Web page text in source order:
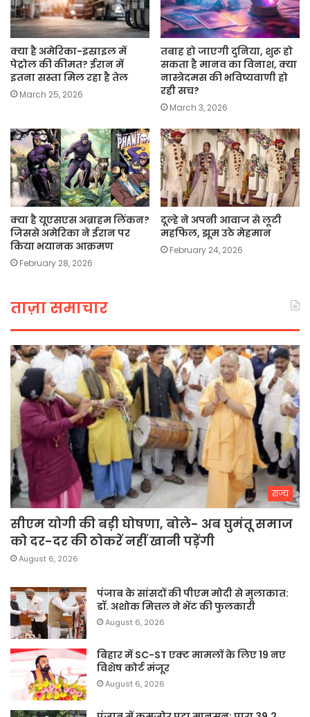
क्या है अमेरिका-इस्राइल में
पेट्रोल की कीमत? ईरान में
इतना सस्ता मिल रहा है तेल
March 25, 2026
तबाह हो जाएगी दुनिया, शुरू हो
सकता है मानव का विनाश, क्या
नास्त्रेदमस की भविष्यवाणी हो
रही सच?
March 3, 2026
क्या है यूएसएस अब्राहम लिंकन?
जिससे अमेरिका ने ईरान पर
किया भयानक आक्रमण
February 28, 2026
दूल्हे ने अपनी आवाज से लूटी
महफिल, झूम उठे मेहमान
February 24, 2026
ताज़ा समाचार
राज्य
सीएम योगी की बड़ी घोषणा, बोले- अब घुमंतू समाज
को दर-दर की ठोकरें नहीं खानी पड़ेंगी
August 6, 2026
पंजाब के सांसदों की पीएम मोदी से मुलाकात:
डॉ. अशोक मित्तल ने भेंट की फुलकारी
August 6, 2026
बिहार में SC-ST एक्ट मामलों के लिए 19 नए
विशेष कोर्ट मंजूर
August 6, 2026